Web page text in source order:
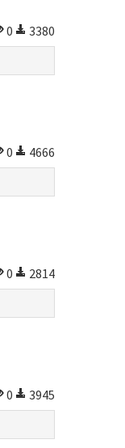
0
3380
0
4666
0
2814
0
3945